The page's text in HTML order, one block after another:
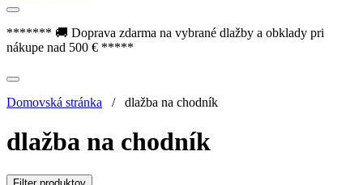
******* 🚚 Doprava zdarma na vybrané dlažby a obklady pri
nákupe nad 500 € *****
Domovská stránka / dlažba na chodník
dlažba na chodník